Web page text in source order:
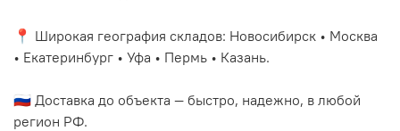
📍 Широкая география складов: Новосибирск • Москва
• Екатеринбург • Уфа • Пермь • Казань.
🇷🇺 Доставка до объекта — быстро, надежно, в любой
регион РФ.